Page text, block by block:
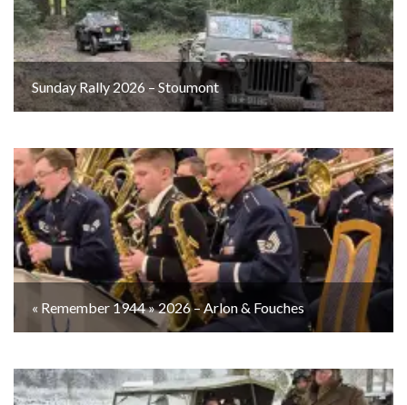
Sunday Rally 2026 – Stoumont
« Remember 1944 » 2026 – Arlon & Fouches